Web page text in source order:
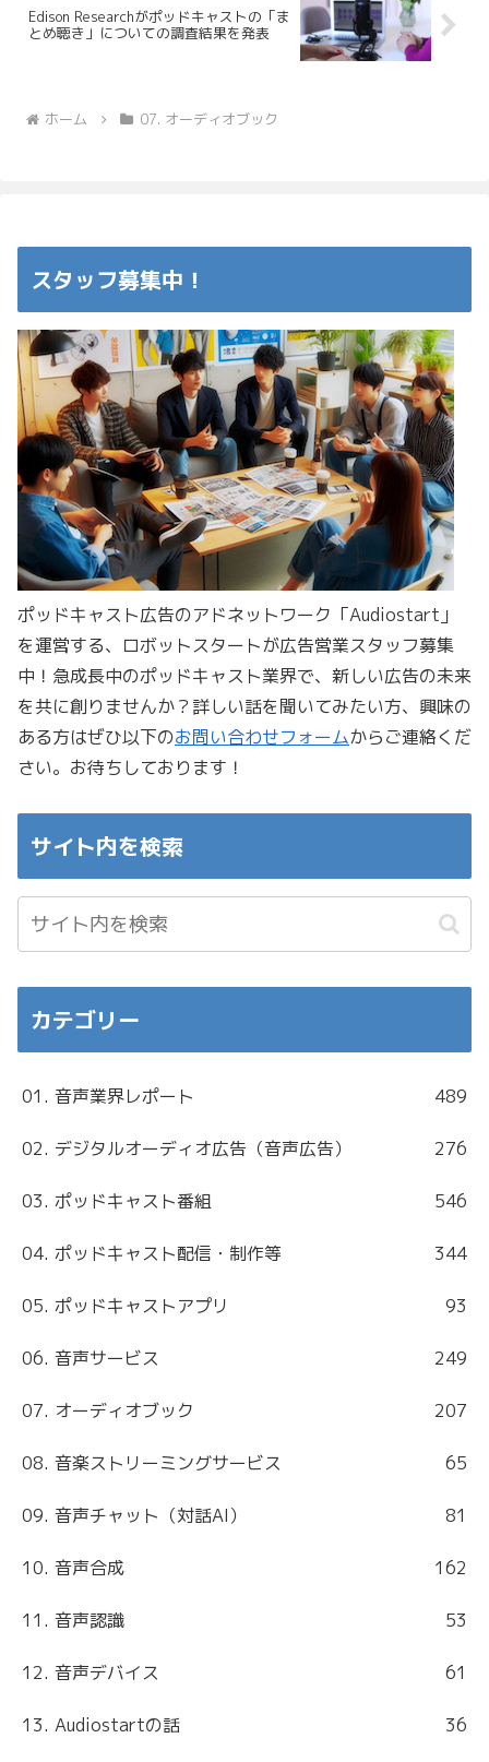
Edison Researchがポッドキャストの「ま
とめ聴き」についての調査結果を発表
ホーム 07. オーディオブック
スタッフ募集中！
ポッドキャスト広告のアドネットワーク「Audiostart」
を運営する、ロボットスタートが広告営業スタッフ募集
中！急成長中のポッドキャスト業界で、新しい広告の未来
を共に創りませんか？詳しい話を聞いてみたい方、興味の
ある方はぜひ以下のお問い合わせフォームからご連絡くだ
さい。お待ちしております！
サイト内を検索
カテゴリー
01. 音声業界レポート 489
02. デジタルオーディオ広告（音声広告） 276
03. ポッドキャスト番組 546
04. ポッドキャスト配信・制作等 344
05. ポッドキャストアプリ 93
06. 音声サービス 249
07. オーディオブック 207
08. 音楽ストリーミングサービス 65
09. 音声チャット（対話AI） 81
10. 音声合成 162
11. 音声認識 53
12. 音声デバイス 61
13. Audiostartの話 36